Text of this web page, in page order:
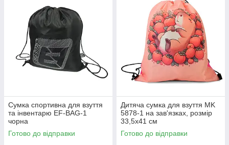
Сумка спортивна для взуття
та інвентарю EF-BAG-1
чорна
Готово до відправки
Дитяча сумка для взуття MK
5878-1 на зав'язках, розмір
33,5х41 см
Готово до відправки